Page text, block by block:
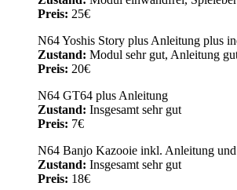
Preis: 25€
N64 Yoshis Story plus Anleitung plus
Zustand: Modul sehr gut, Anleitung
Preis: 20€
N64 GT64 plus Anleitung
Zustand: Insgesamt sehr gut
Preis: 7€
N64 Banjo Kazooie inkl. Anleitung
Zustand: Insgesamt sehr gut
Preis: 18€